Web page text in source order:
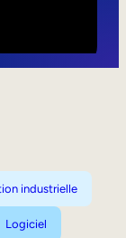
industrielle
Logiciel